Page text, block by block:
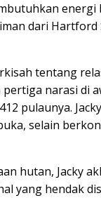
dari
tentang
narasi
pulaunya.
selain
hutan, Jacky
yang